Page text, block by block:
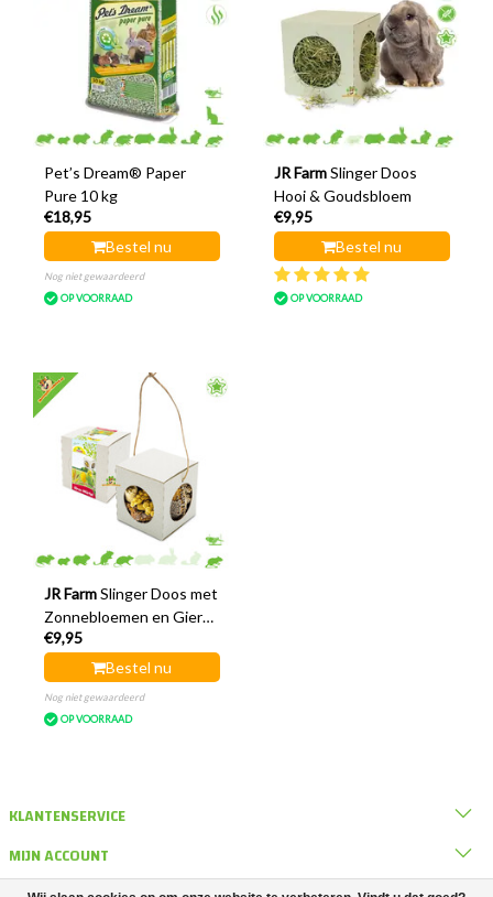
Pet’s Dream® Paper
Pure 10 kg
€18,95
Bestel nu
Nog niet gewaardeerd
OP VOORRAAD
JR Farm Slinger Doos
Hooi & Goudsbloem
€9,95
Bestel nu
OP VOORRAAD
JR Farm Slinger Doos met
Zonnebloemen en Gierst
12 cm
€9,95
Bestel nu
Nog niet gewaardeerd
OP VOORRAAD
KLANTENSERVICE
MIJN ACCOUNT